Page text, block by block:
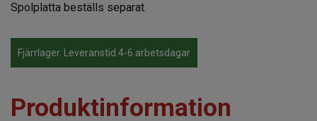
Spolplatta beställs separat.
Fjärrlager. Leveranstid 4-6 arbetsdagar
Produktinformation